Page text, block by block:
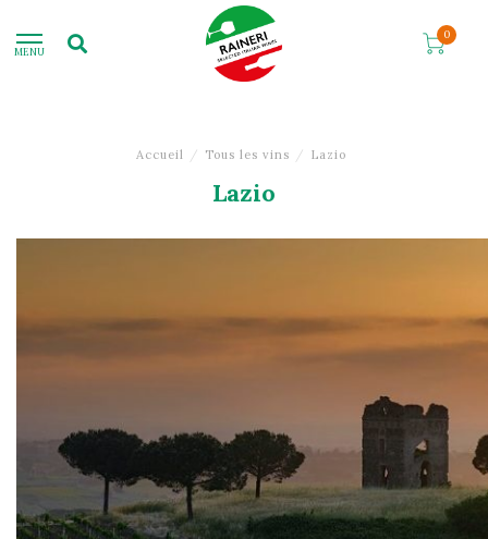
MENU
0
Accueil / Tous les vins / Lazio
Lazio